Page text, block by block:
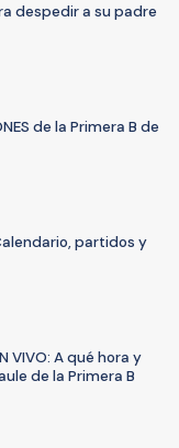
despedir a su padre
de la Primera B de
partidos y
VIVO: A qué hora y
de la Primera B